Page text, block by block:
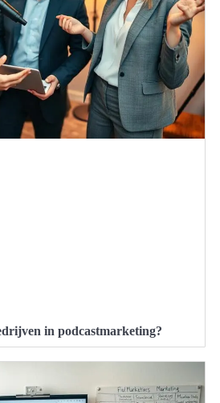
in podcastmarketing?